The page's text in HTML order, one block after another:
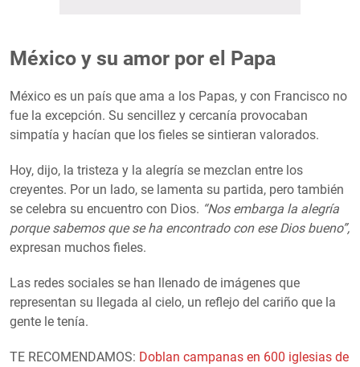
México y su amor por el Papa
México es un país que ama a los Papas, y con Francisco no
fue la excepción. Su sencillez y cercanía provocaban
simpatía y hacían que los fieles se sintieran valorados.
Hoy, dijo, la tristeza y la alegría se mezclan entre los
creyentes. Por un lado, se lamenta su partida, pero también
se celebra su encuentro con Dios. “Nos embarga la alegría
porque sabemos que se ha encontrado con ese Dios bueno”,
expresan muchos fieles.
Las redes sociales se han llenado de imágenes que
representan su llegada al cielo, un reflejo del cariño que la
gente le tenía.
TE RECOMENDAMOS: Doblan campanas en 600 iglesias de